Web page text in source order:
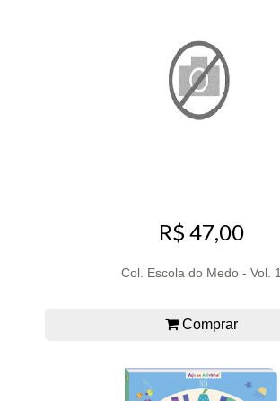
R$ 47,00
Col. Escola do Medo - Vol. 1
Comprar